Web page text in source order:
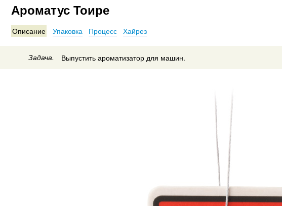
Ароматус Тоире
Описание Упаковка Процесс Хайрез
Задача. Выпустить ароматизатор для машин.